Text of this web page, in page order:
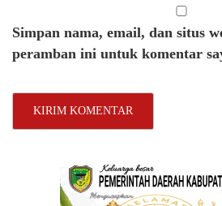
Simpan nama, email, dan situs
peramban ini untuk komentar